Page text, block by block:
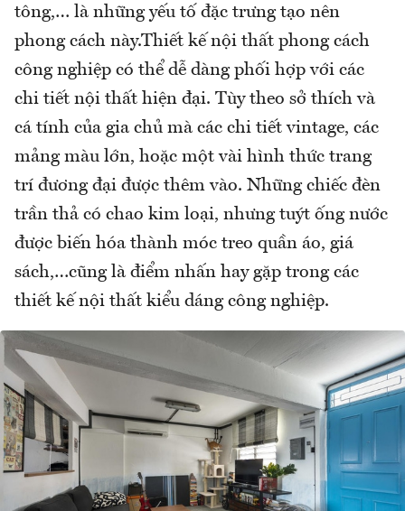
tông,… là những yếu tố đặc trưng tạo nên
phong cách này.Thiết kế nội thất phong cách
công nghiệp có thể dễ dàng phối hợp với các
chi tiết nội thất hiện đại. Tùy theo sở thích và
cá tính của gia chủ mà các chi tiết vintage, các
mảng màu lớn, hoặc một vài hình thức trang
trí đương đại được thêm vào. Những chiếc đèn
trần thả có chao kim loại, nhưng tuýt ống nước
được biến hóa thành móc treo quần áo, giá
sách,…cũng là điểm nhấn hay gặp trong các
thiết kế nội thất kiểu dáng công nghiệp.